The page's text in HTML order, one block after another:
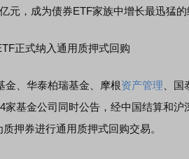
元，成为债券ETF家族中增长最迅猛的
正式纳入通用质押式回购
、华泰柏瑞基金、摩根资产管理 、
家基金公司同时公告，经中国结算和
押券进行通用质押式回购交易。